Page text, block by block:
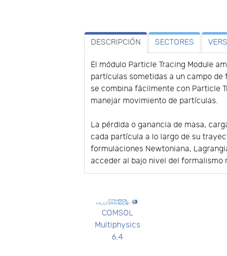
DESCRIPCIÓN SECTORES
El módulo Particle Tracing Module
partículas sometidas a un campo
se combina fácilmente con Particle
manejar movimiento de partículas.
La pérdida o ganancia de masa,
cada partícula a lo largo de su
formulaciones Newtoniana,
acceder al bajo nivel del formalismo
COMSOL
Multiphysics
6.4